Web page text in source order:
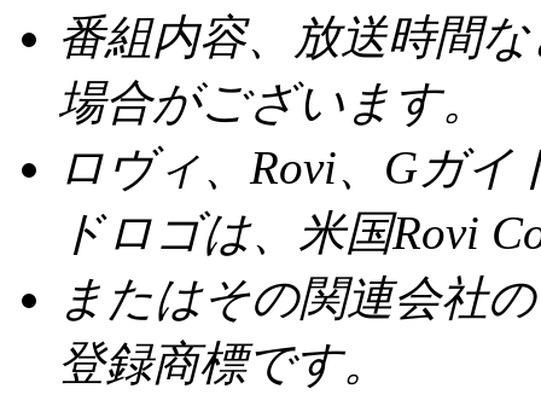
番組内容、放送時間
場合がございます。
ロヴィ、Rovi、Gガ
ドロゴは、米国Rovi
またはその関連会社
登録商標です。